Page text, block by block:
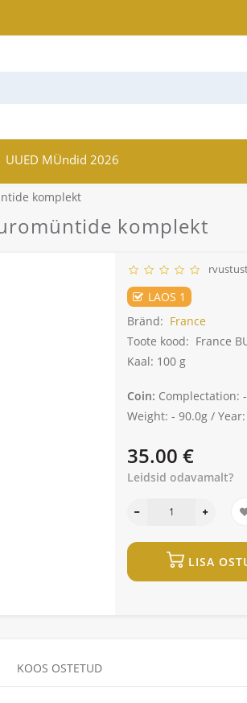
UUED MÜndid 2026
komplekt
komplekt
LAOS 1
Bränd: France
Toote kood: France
Kaal: 100 g
Coin: Complectation: -
Weight: - 90.0g /
35.00 €
Leidsid odavamalt?
LISA
KOOS OSTETUD